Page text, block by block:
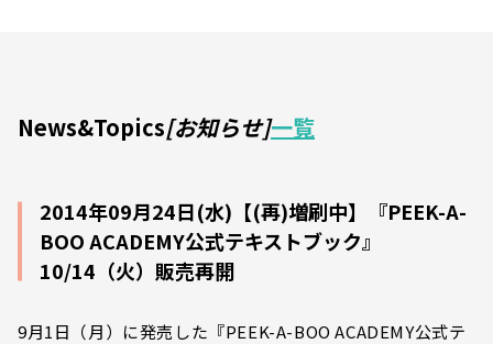
News&Topics[お知らせ]一覧
2014年09月24日(水)【(再)増刷中】『PEEK-A-
BOO ACADEMY公式テキストブック』
10/14（火）販売再開
9月1日（月）に発売した『PEEK-A-BOO ACADEMY公式テ